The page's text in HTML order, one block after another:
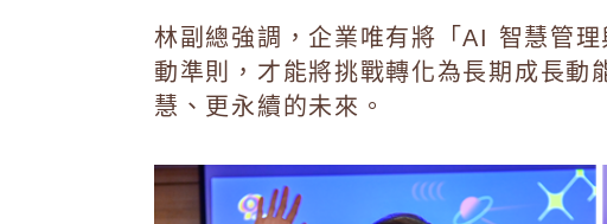
林副總強調，企業唯有將「AI 智慧管
動準則，才能將挑戰轉化為長期成長動
慧、更永續的未來。